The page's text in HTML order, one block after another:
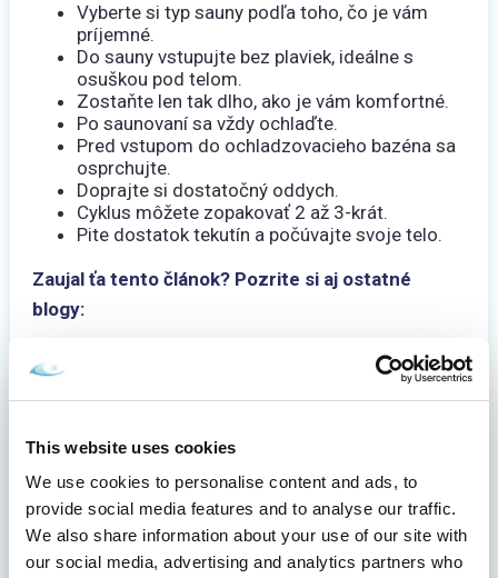
This website uses cookies
We use cookies to personalise content and ads, to
provide social media features and to analyse our traffic.
We also share information about your use of our site with
our social media, advertising and analytics partners who
Vyberte si typ sauny podľa toho, čo je vám
príjemné.
Do sauny vstupujte bez plaviek, ideálne s
osuškou pod telom.
Zostaňte len tak dlho, ako je vám komfortné.
Po saunovaní sa vždy ochlaďte.
Pred vstupom do ochladzovacieho bazéna sa
osprchujte.
Doprajte si dostatočný oddych.
Cyklus môžete zopakovať 2 až 3-krát.
Pite dostatok tekutín a počúvajte svoje telo.
Zaujal ťa tento článok? Pozrite si aj ostatné
blogy:
Z bicykla priamo do bazéna. Najkrajšie
Nenáročné prechádzky v okolí Dolnej Strehovej:
Objavte novohrad: Čo všetko môžete zažiť v
Pýtate sa nás: Na čo je dobrá naša termálna
voda.
5 dôvodov, prečo wellness pobyt cez týždeň má
väčší efekt ako cez víkend